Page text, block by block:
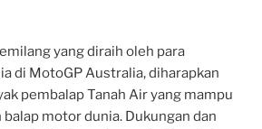
yang diraih oleh para
di MotoGP Australia, diharapkan
pembalap Tanah Air yang mampu
motor dunia. Dukungan dan